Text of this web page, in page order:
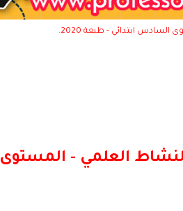
ابتدائي - طبعة 2020.
العلمي - المستوى